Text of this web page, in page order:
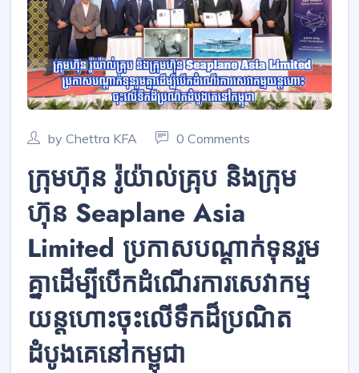
by Chettra KFA 0 Comments
ក្រុមហ៊ុន រ៉ូយ៉ាល់គ្រុប និងក្រុម
ហ៊ុន Seaplane Asia
Limited ប្រកាសបណ្ដាក់ទុនរួម
គ្នាដើម្បីបើកដំណើរការសេវាកម្ម
យន្តហោះចុះលើទឹកដ៏ប្រណិត
ដំបូងគេនៅកម្ពុជា